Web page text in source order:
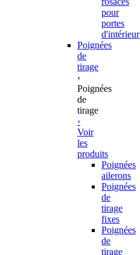
pour
portes
d'intérieur
Poignées
de
tirage
‹
Poignées
de
tirage
›
Voir
les
produits
Poignées
ailerons
Poignées
de
tirage
fixes
Poignées
de
tirage